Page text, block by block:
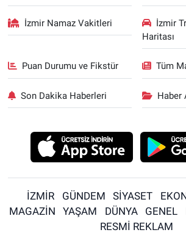
İzmir Namaz Vakitleri
İzmir
Haritası
Puan Durumu ve Fikstür Tüm
Son Dakika Haberleri Haber
İZMİR GÜNDEM SİYASET
MAGAZİN
YAŞAM DÜNYA GENEL
RESMİ REKLAM